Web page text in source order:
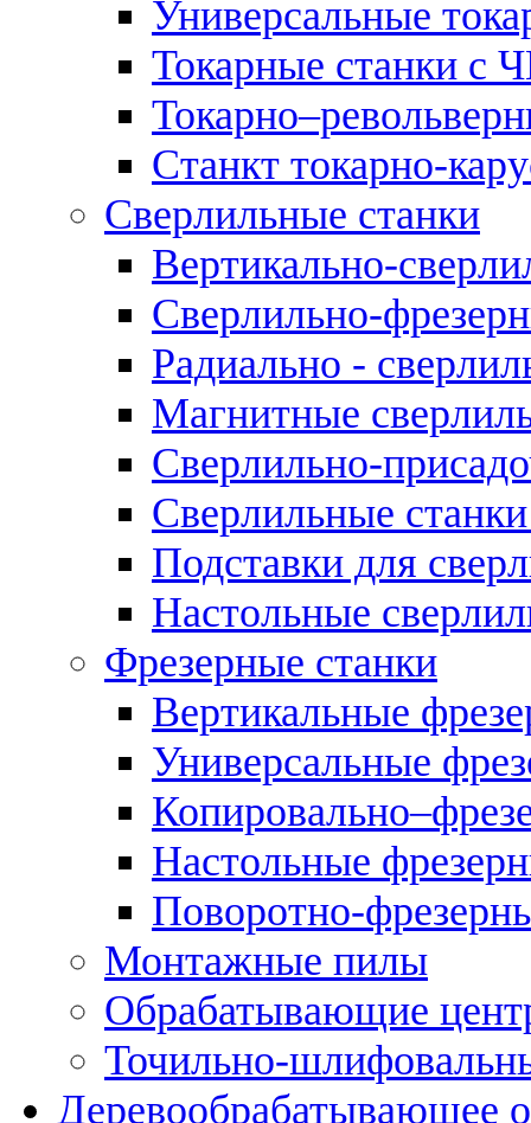
Универсальные
Токарные станки с
Станкт токарно-
Сверлильные станки
Вертикально-
Сверлильно-
Радиально -
Магнитные
Сверлильно-
Сверлильные
Подставки для
Настольные
Фрезерные станки
Вертикальные
Универсальные
Настольные
Поворотно-
Монтажные пилы
Обрабатывающие
Точильно-
Деревообрабатывающее